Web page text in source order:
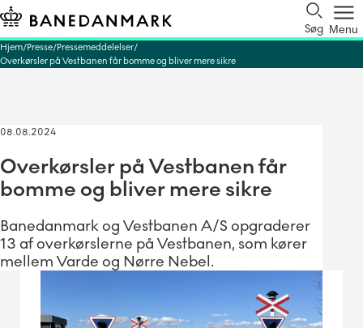
Søg Menu
Hjem Presse Pressemeddelelser
Overkørsler på Vestbanen får bomme og bliver mere sikre
08.08.2024
Overkørsler på Vestbanen får
bomme og bliver mere sikre
Banedanmark og Vestbanen A/S opgraderer
13 af overkørslerne på Vestbanen, som kører
mellem Varde og Nørre Nebel.